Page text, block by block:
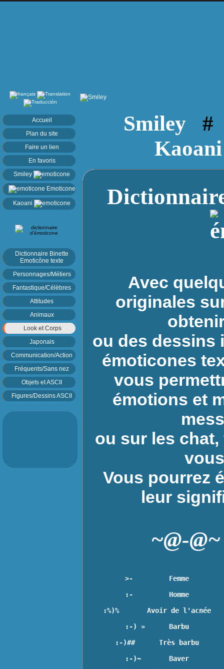
Accueil
Plan du site
Faire un lien
En favoris
Smiley
Emoticone
Kaoani
Dictionnaire Binette
Emoticône texte
Personnages/Métiers
Fantastique/Célèbres
Attitudes
Animaux
Look et Corps
Japonais
Communication/Action
Fréquents/Sans nez
Objets et ASCII
Figures/Dessins ASCII
Smiley
Kaoani
Avec
originales
ou des dessins
émoticones
vous
émotions et
ou sur les
Vous pourrez
leur
~@-
>-         Femme
:-         Homme
:%)%       Avoir de l'acnée
:-) »      Barbu
:-)##      Très barbu
:-)~       Baver